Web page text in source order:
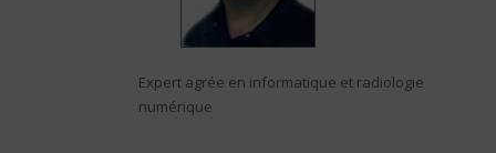
Expert agrée en informatique et radiologie
numérique